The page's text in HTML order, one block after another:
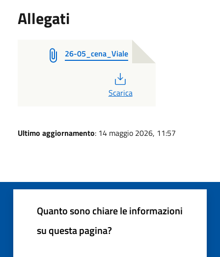
Allegati
26-05_cena_Viale
Scarica
Ultimo aggiornamento: 14 maggio 2026, 11:57
Quanto sono chiare le informazioni
su questa pagina?